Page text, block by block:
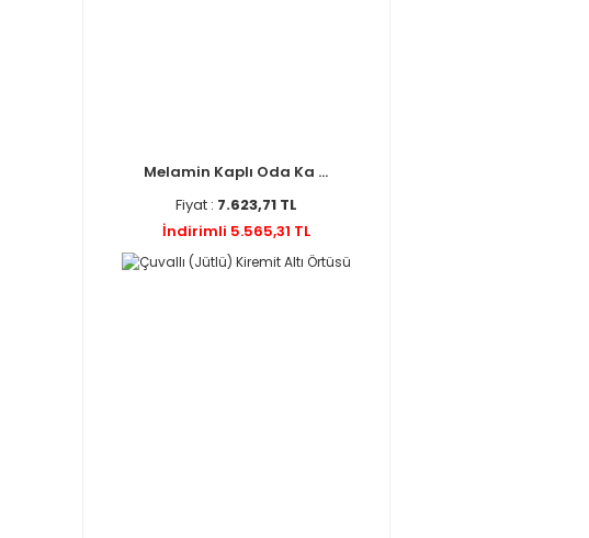
Melamin Kaplı Oda Ka ...
Fiyat : 7.623,71 TL
İndirimli 5.565,31 TL